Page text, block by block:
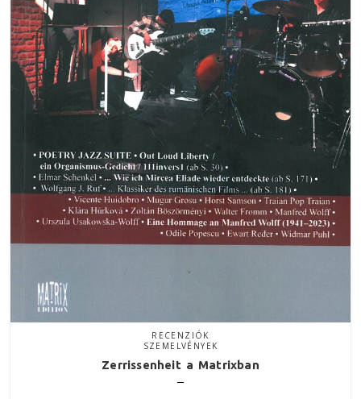
RECENZIÓK
SZEMELVÉNYEK
Zerrissenheit a Matrixban